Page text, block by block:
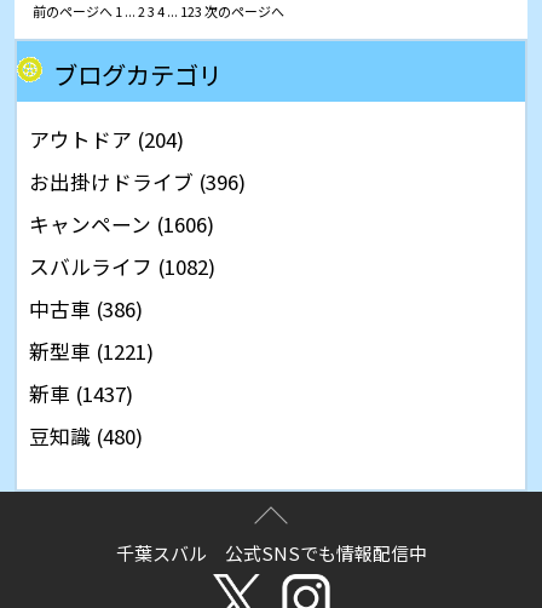
前のページへ1...234... 123次のページへ
ブログカテゴリ
アウトドア (204)
お出掛けドライブ (396)
キャンペーン (1606)
スバルライフ (1082)
中古車 (386)
新型車 (1221)
新車 (1437)
豆知識 (480)
千葉スバル 公式SNSでも情報配信中